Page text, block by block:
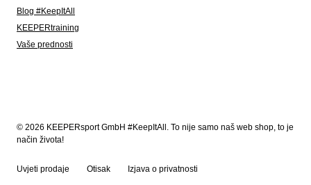
Blog #KeepItAll
KEEPERtraining
Vaše prednosti
© 2026 KEEPERsport GmbH #KeepItAll. To nije samo naš web shop, to je
način života!
Uvjeti prodaje Otisak Izjava o privatnosti